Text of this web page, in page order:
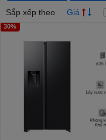
Sắp xếp theo Giá
30%